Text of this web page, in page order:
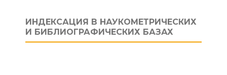
ИНДЕКСАЦИЯ В НАУКОМЕТРИЧЕСКИХ
И БИБЛИОГРАФИЧЕСКИХ БАЗАХ